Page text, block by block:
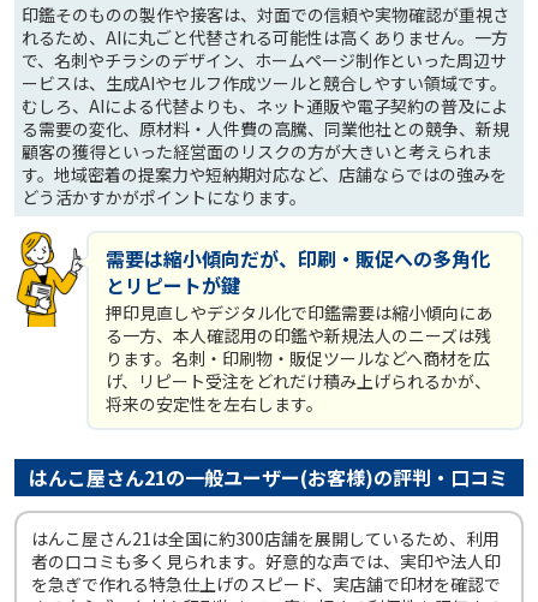
印鑑そのものの製作や接客は、対面での信頼や実物確認が重視さ
れるため、AIに丸ごと代替される可能性は高くありません。一方
で、名刺やチラシのデザイン、ホームページ制作といった周辺サ
ービスは、生成AIやセルフ作成ツールと競合しやすい領域です。
むしろ、AIによる代替よりも、ネット通販や電子契約の普及によ
る需要の変化、原材料・人件費の高騰、同業他社との競争、新規
顧客の獲得といった経営面のリスクの方が大きいと考えられま
す。地域密着の提案力や短納期対応など、店舗ならではの強みを
どう活かすかがポイントになります。
需要は縮小傾向だが、印刷・販促への多角化
とリピートが鍵
押印見直しやデジタル化で印鑑需要は縮小傾向にあ
る一方、本人確認用の印鑑や新規法人のニーズは残
ります。名刺・印刷物・販促ツールなどへ商材を広
げ、リピート受注をどれだけ積み上げられるかが、
将来の安定性を左右します。
はんこ屋さん21の一般ユーザー(お客様)の評判・口コミ
はんこ屋さん21は全国に約300店舗を展開しているため、利用
者の口コミも多く見られます。好意的な声では、実印や法人印
を急ぎで作れる特急仕上げのスピード、実店舗で印材を確認で